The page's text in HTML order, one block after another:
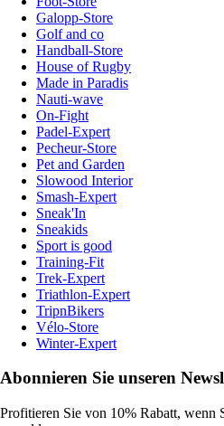
Galopp-Store
Golf and co
Handball-Store
House of Rugby
Made in Paradis
Nauti-wave
On-Fight
Padel-Expert
Pecheur-Store
Pet and Garden
Slowood Interior
Smash-Expert
Sneak'In
Sneakids
Sport is good
Training-Fit
Trek-Expert
Triathlon-Expert
TripnBikers
Vélo-Store
Winter-Expert
Abonnieren Sie unseren
Profitieren Sie von 10% Rabatt, wenn